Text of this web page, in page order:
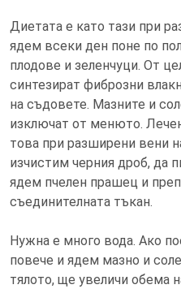
Диетата е като тази при
ядем всеки ден поне по
плодове и зеленчуци. От
синтезират фиброзни
на съдовете. Мазните и
изключат от менюто.
това при разширени вени
изчистим черния дроб, да
ядем пчелен прашец и
съединителната тъкан.
Нужна е много вода. Ако
повече и ядем мазно и
тялото, ще увеличи обема